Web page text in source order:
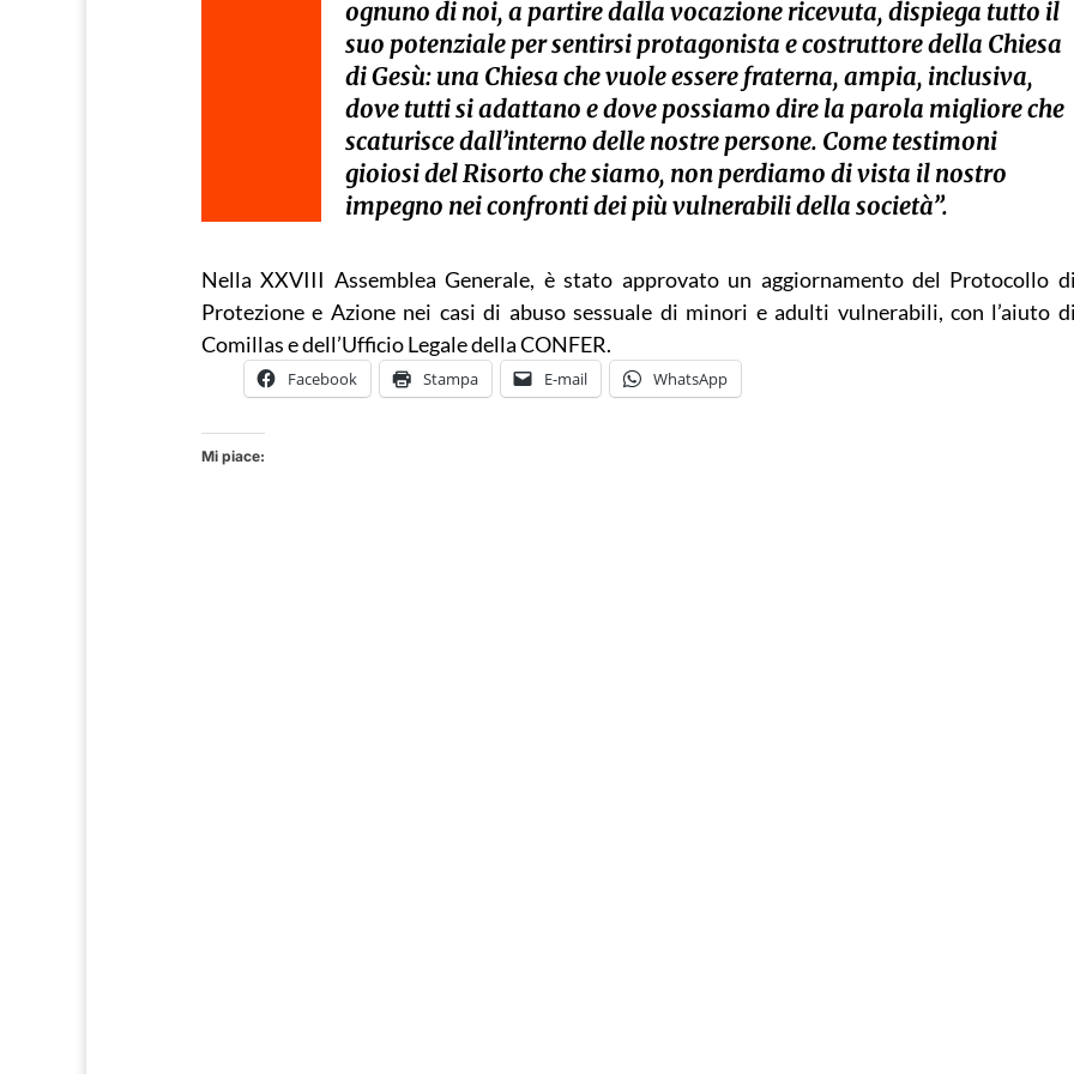
ognuno di noi, a partire dalla vocazione ricevuta, dispiega tutto il
suo potenziale per sentirsi protagonista e costruttore della Chiesa
di Gesù: una Chiesa che vuole essere fraterna, ampia, inclusiva,
dove tutti si adattano e dove possiamo dire la parola migliore che
scaturisce dall’interno delle nostre persone. Come testimoni
gioiosi del Risorto che siamo, non perdiamo di vista il nostro
impegno nei confronti dei più vulnerabili della società”.
Nella XXVIII Assemblea Generale, è stato approvato un aggiornamento del Protocollo
Protezione e Azione nei casi di abuso sessuale di minori e adulti vulnerabili, con l’aiuto
Comillas e dell’Ufficio Legale della CONFER.
Facebook Stampa E-mail WhatsApp
Mi piace: